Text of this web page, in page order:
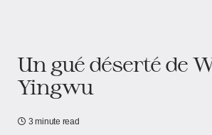
Un gué déserté de
Yingwu
3 minute read